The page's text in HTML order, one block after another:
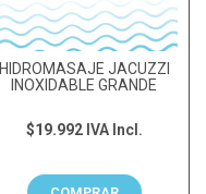
HIDROMASAJE JACUZZI
INOXIDABLE GRANDE
$19.992 IVA Incl.